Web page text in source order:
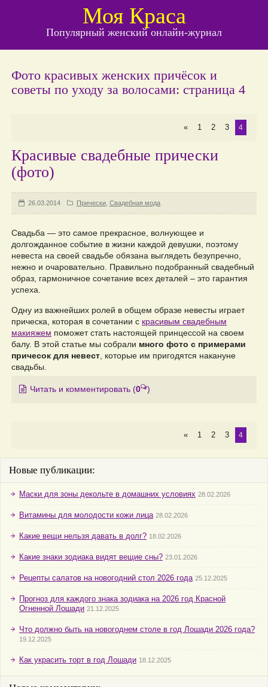
Моя Краса
Популярный женский онлайн-журнал
Фото красивых женских причёсок и
советы по уходу за волосами: страница 4
« 1 2 3 4
Красивые свадебные прически
(фото)
26.03.2014 Прически, Свадебная мода
Свадьба — это самое прекрасное, волнующее и
долгожданное событие в жизни каждой девушки, поэтому
невеста на своей свадьбе обязана выглядеть безупречно,
нежно и очаровательно. Правильно подобранный свадебный
образ, гармоничное сочетание всех деталей – это гарантия
успеха.
Одну из важнейших ролей в общем образе невесты играет
прическа, которая в сочетании с красивым свадебным
макияжем поможет стать настоящей принцессой на своем
балу. В этой статье мы собрали много фото с примерами
причесок для невест, которые им пригодятся накануне
свадьбы.
Читать и комментировать (0 )
« 1 2 3 4
Новые публикации:
Маски для зоны декольте в домашних условиях 28.02.2026
Витамины для молодости кожи лица 28.02.2026
Какие вещи нельзя давать в долг? 18.02.2026
Какие знаки зодиака видят вещие сны? 23.01.2026
Рецепты салатов на новогодний стол 2026 года 25.12.2025
Прогноз для каждого знака зодиака на 2026 год Красной
Огненной Лошади 21.12.2025
Что должно быть на новогоднем столе в год Лошади 2026 года?
19.12.2025
Как украсить торт в год Лошади 18.12.2025